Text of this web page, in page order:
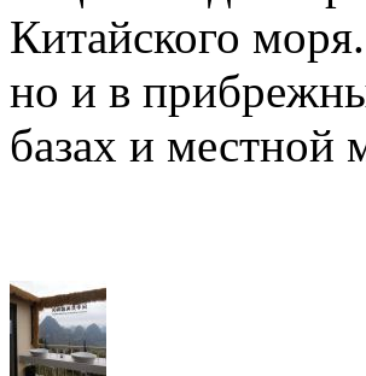
Китайского
но и в
базах и местной